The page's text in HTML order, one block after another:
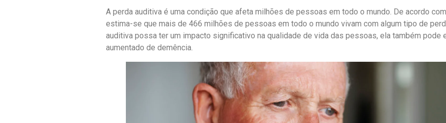
A perda auditiva é uma condição que afeta milhões de pessoas em todo o mundo. De acordo
estima-se que mais de 466 milhões de pessoas em todo o mundo vivam com algum tipo de
auditiva possa ter um impacto significativo na qualidade de vida das pessoas, ela também pode
aumentado de demência.